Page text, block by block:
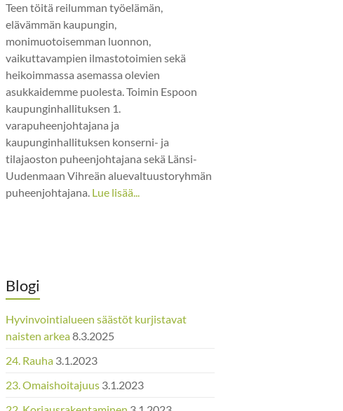
Teen töitä reilumman työelämän,
elävämmän kaupungin,
monimuotoisemman luonnon,
vaikuttavampien ilmastotoimien sekä
heikoimmassa asemassa olevien
asukkaidemme puolesta. Toimin Espoon
kaupunginhallituksen 1.
varapuheenjohtajana ja
kaupunginhallituksen konserni- ja
tilajaoston puheenjohtajana sekä Länsi-
Uudenmaan Vihreän aluevaltuustoryhmän
puheenjohtajana. Lue lisää...
Blogi
Hyvinvointialueen säästöt kurjistavat
naisten arkea8.3.2025
24. Rauha 3.1.2023
23. Omaishoitajuus 3.1.2023